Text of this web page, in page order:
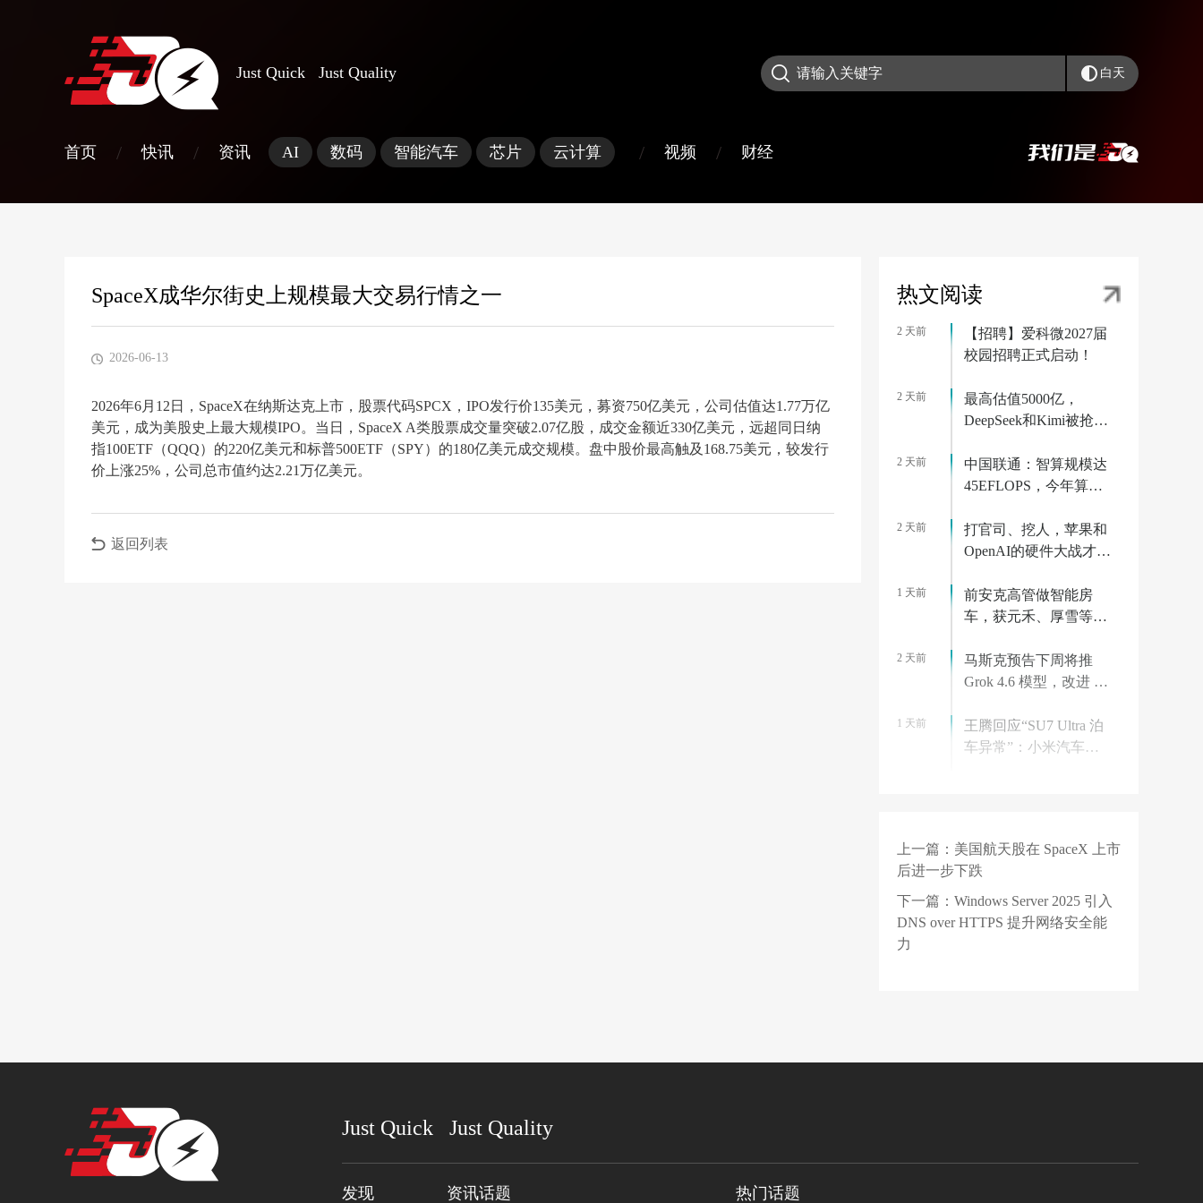
Just Quick Just Quality 白天
首页 / 快讯 / 资讯 AI 数码 智能汽车 芯片 云计算 / 视频 / 财经
SpaceX成华尔街史上规模最大交易行情之一
2026-06-13
2026年6月12日，SpaceX在纳斯达克上市，股票代码SPCX，IPO发行价135美元，募资750亿美元，公司估值达1.77万亿
美元，成为美股史上最大规模IPO。当日，SpaceX A类股票成交量突破2.07亿股，成交金额近330亿美元，远超同日纳
指100ETF（QQQ）的220亿美元和标普500ETF（SPY）的180亿美元成交规模。盘中股价最高触及168.75美元，较发行
价上涨25%，公司总市值约达2.21万亿美元。
返回列表
热文阅读
2 天前
【招聘】爱科微2027届
校园招聘正式启动！
2 天前
最高估值5000亿，
DeepSeek和Kimi被抢疯
2 天前
中国联通：智算规模达
45EFLOPS，今年算力
2 天前
打官司、挖人，苹果和
OpenAI的硬件大战才刚
1 天前
前安克高管做智能房
车，获元禾、厚雪等超
2027年初量产｜硬氪首
发
2 天前
马斯克预告下周将推
Grok 4.6 模型，改进 AI
1 天前
王腾回应“SU7 Ultra 泊
车异常”：小米汽车已
2 天前
马斯克宣判代码死刑，
AI直出二进制，行业教
父集体回怼
2 天前
华为官宣乾崑智驾 ADS
上一篇： 美国航天股在 SpaceX 上市
后进一步下跌
下一篇： Windows Server 2025 引入
DNS over HTTPS 提升网络安全能
力
Just Quick Just Quality
发现 资讯话题 热门话题